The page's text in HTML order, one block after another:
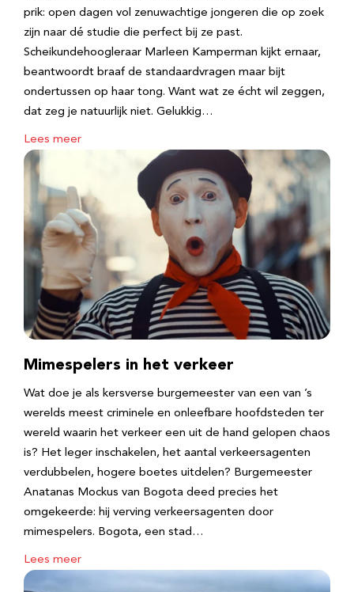
prik: open dagen vol zenuwachtige jongeren die op zoek
zijn naar dé studie die perfect bij ze past.
Scheikundehoogleraar Marleen Kamperman kijkt ernaar,
beantwoordt braaf de standaardvragen maar bijt
ondertussen op haar tong. Want wat ze écht wil zeggen,
dat zeg je natuurlijk niet. Gelukkig…
Lees meer
Mimespelers in het verkeer
Wat doe je als kersverse burgemeester van een van ’s
werelds meest criminele en onleefbare hoofdsteden ter
wereld waarin het verkeer een uit de hand gelopen chaos
is? Het leger inschakelen, het aantal verkeersagenten
verdubbelen, hogere boetes uitdelen? Burgemeester
Anatanas Mockus van Bogota deed precies het
omgekeerde: hij verving verkeersagenten door
mimespelers. Bogota, een stad…
Lees meer